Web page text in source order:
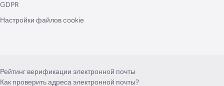
GDPR
Настройки файлов cookie
Рейтинг верификации электронной почты
Как проверить адреса электронной почты?